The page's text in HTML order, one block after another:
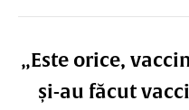
„Este orice,
și-au făcut